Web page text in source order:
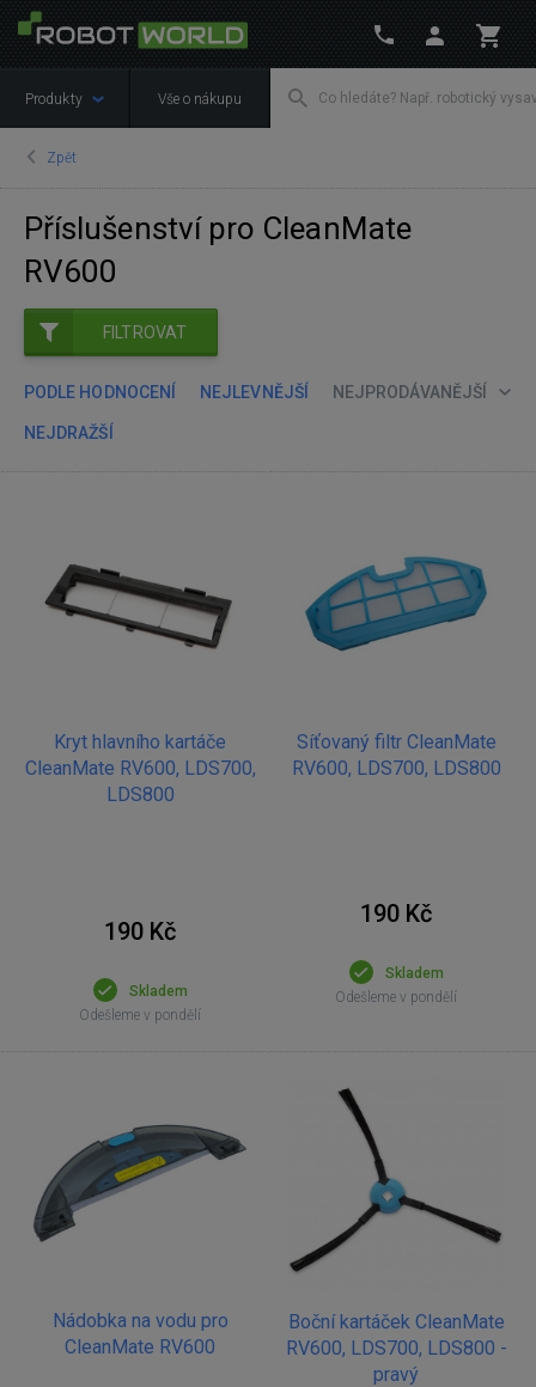
Produkty Vše o nákupu
Zpět
Příslušenství pro CleanMate
RV600
FILTROVAT
PODLE HODNOCENÍ NEJLEVNĚJŠÍ NEJPRODÁVANĚJŠÍ
NEJDRAŽŠÍ
Kryt hlavního kartáče
CleanMate RV600, LDS700,
LDS800
190 Kč
Skladem
Odešleme v pondělí
Síťovaný filtr CleanMate
RV600, LDS700, LDS800
190 Kč
Skladem
Odešleme v pondělí
Nádobka na vodu pro
CleanMate RV600
Boční kartáček CleanMate
RV600, LDS700, LDS800 -
pravý